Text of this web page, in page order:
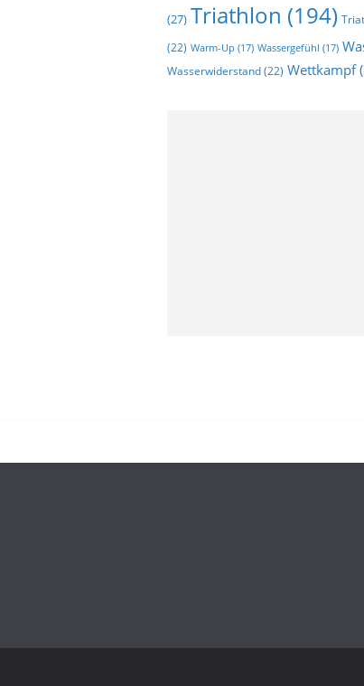
(27) Triathlon (194)
(22) Warm-Up (17) Wassergefühl (17)
Wasserwiderstand(22) Wettkampf